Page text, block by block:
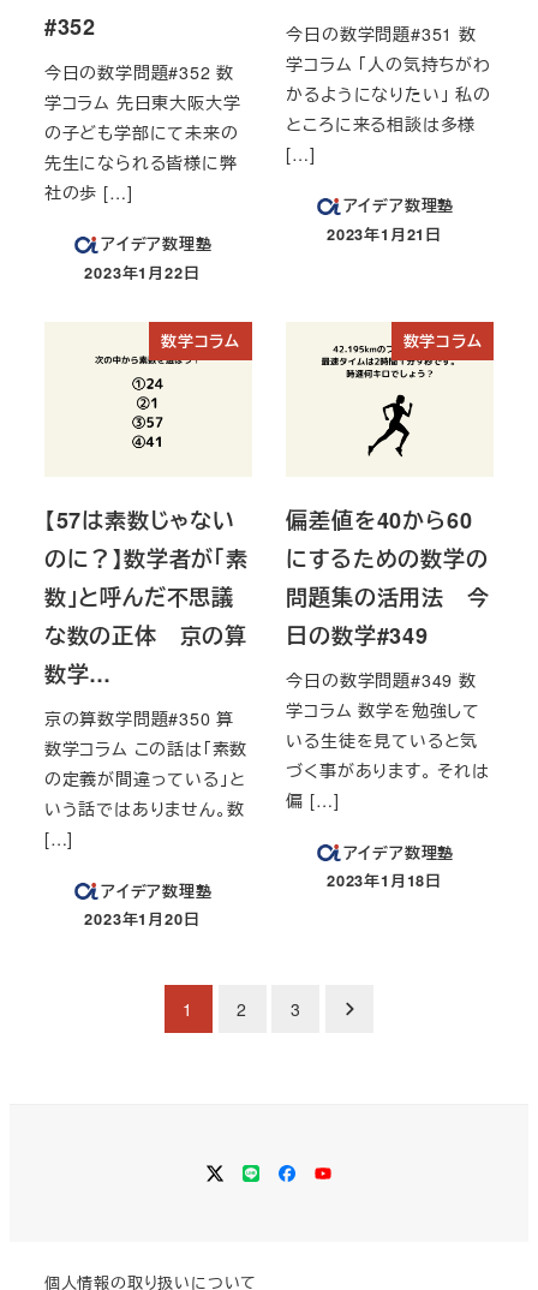
#352
今日の数学問題#352 数
学コラム 先日東大阪大学
の子ども学部にて未来の
先生になられる皆様に弊
社の歩 […]
アイデア数理塾
投稿日
2023年1月22日
今日の数学問題#351 数
学コラム 「人の気持ちがわ
かるようになりたい」 私の
ところに来る相談は多様
[…]
アイデア数理塾
投稿日
2023年1月21日
数学コラム
【57は素数じゃない
のに？】数学者が「素
数」と呼んだ不思議
な数の正体 京の算
数学…
京の算数学問題#350 算
数学コラム この話は「素数
の定義が間違っている」と
いう話ではありません。数
[…]
アイデア数理塾
投稿日
2023年1月20日
数学コラム
偏差値を40から60
にするための数学の
問題集の活用法 今
日の数学#349
今日の数学問題#349 数
学コラム 数学を勉強して
いる生徒を見ていると気
づく事があります。 それは
偏 […]
アイデア数理塾
投稿日
2023年1月18日
1 2 3
Twitter
LINEFacebook
YouTube
個人情報の取り扱いについて